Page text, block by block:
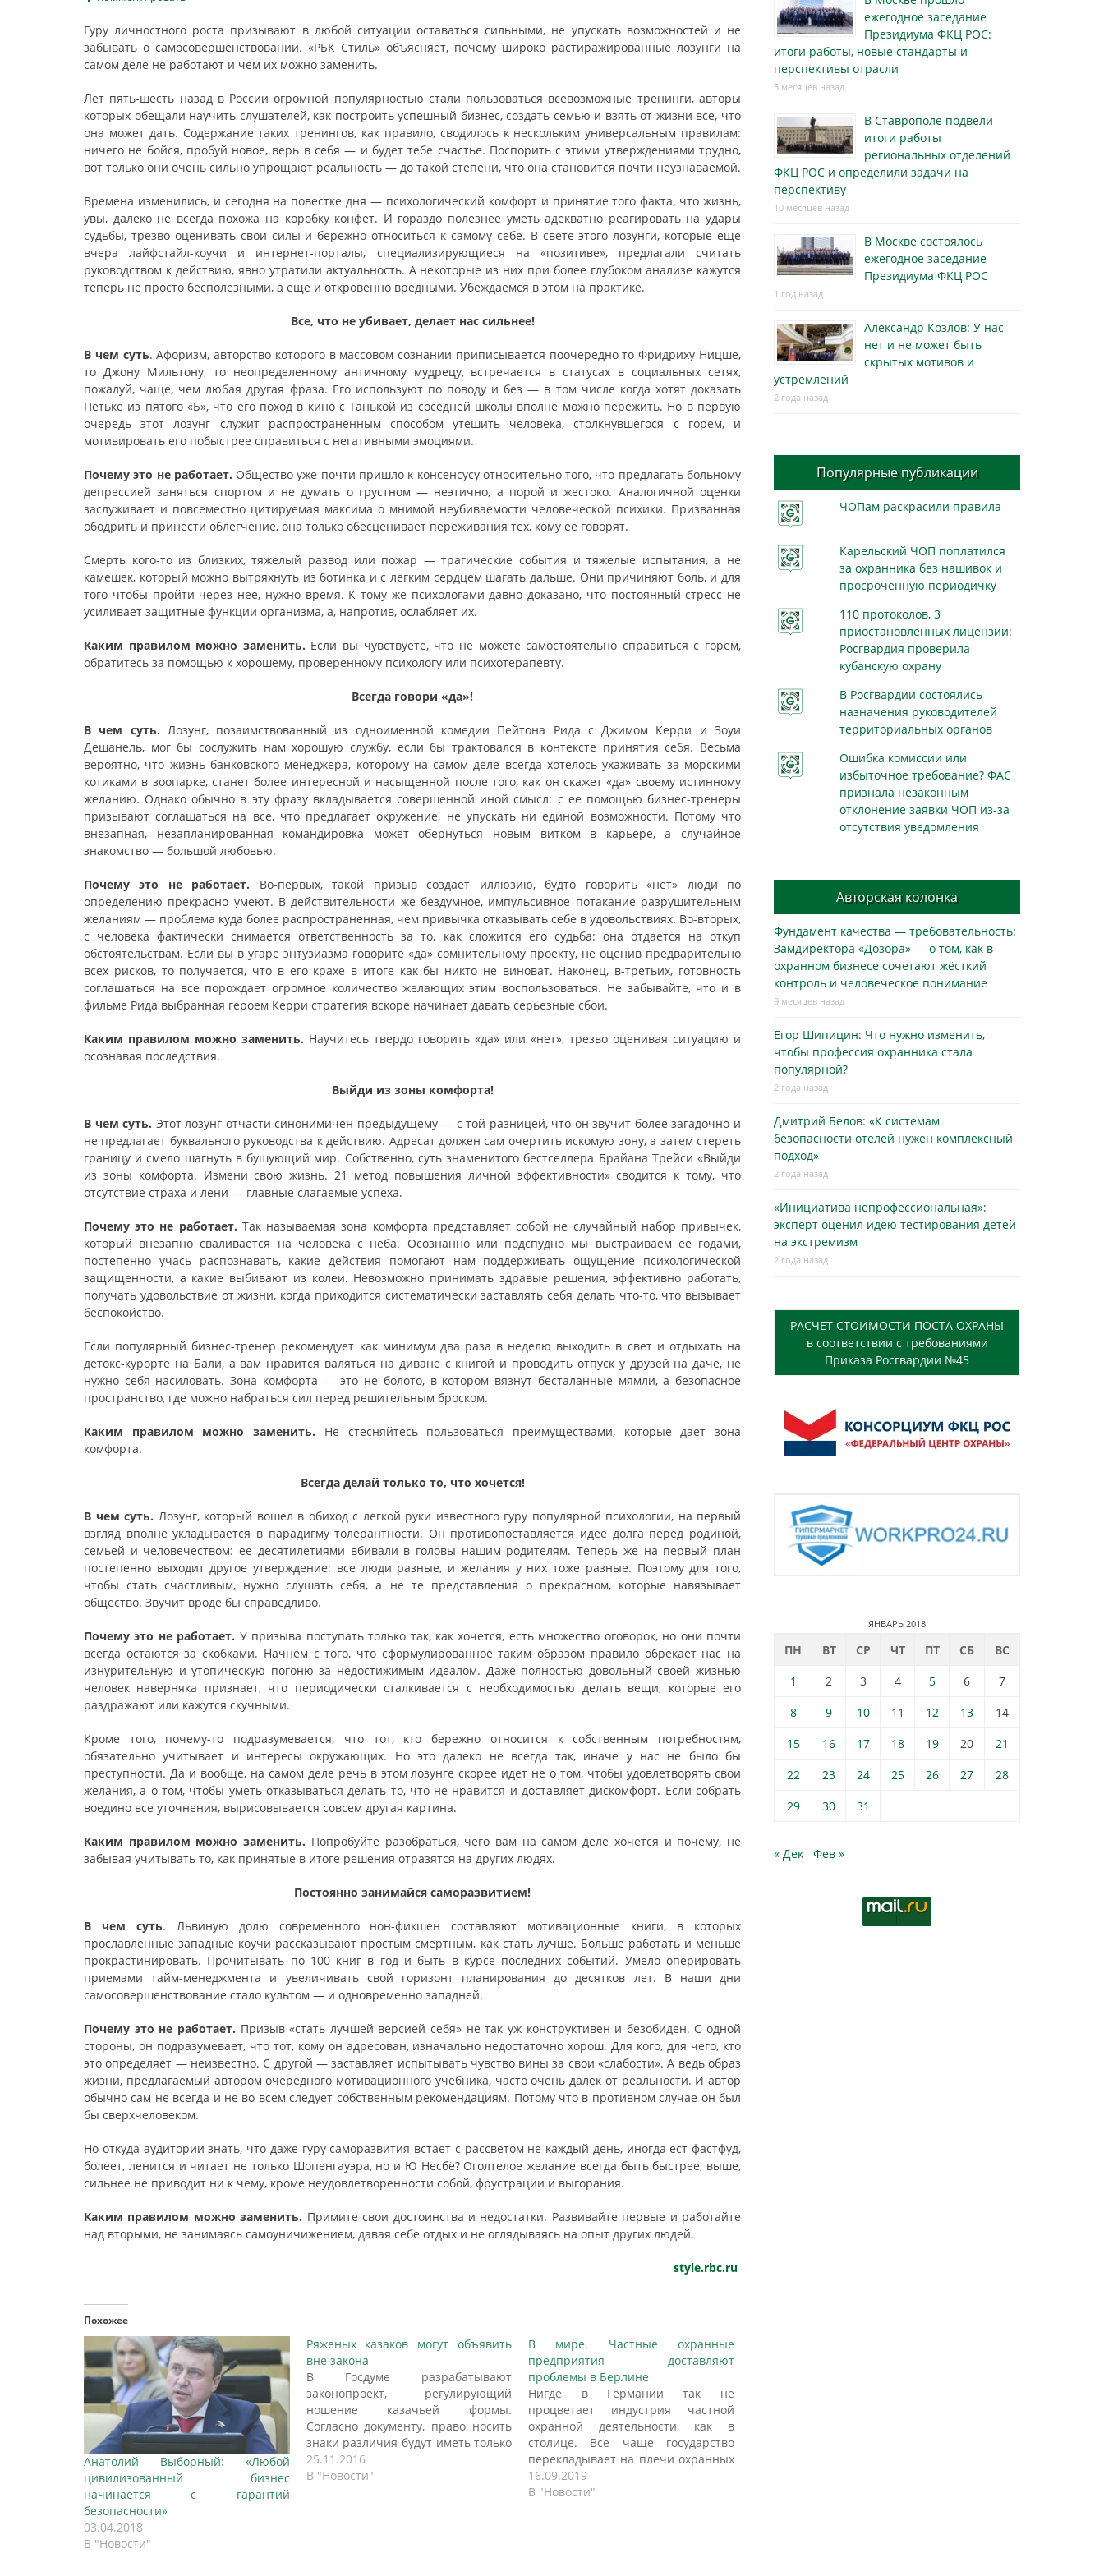
Гуру личностного роста призывают в любой ситуации оставаться сильными, не упускать возможностей и не
забывать о самосовершенствовании. «РБК Стиль» объясняет, почему широко растиражированные лозунги на
самом деле не работают и чем их можно заменить.
Лет пять-шесть назад в России огромной популярностью стали пользоваться всевозможные тренинги, авторы
которых обещали научить слушателей, как построить успешный бизнес, создать семью и взять от жизни все, что
она может дать. Содержание таких тренингов, как правило, сводилось к нескольким универсальным правилам:
ничего не бойся, пробуй новое, верь в себя — и будет тебе счастье. Поспорить с этими утверждениями трудно,
вот только они очень сильно упрощают реальность — до такой степени, что она становится почти неузнаваемой.
Времена изменились, и сегодня на повестке дня — психологический комфорт и принятие того факта, что жизнь,
увы, далеко не всегда похожа на коробку конфет. И гораздо полезнее уметь адекватно реагировать на удары
судьбы, трезво оценивать свои силы и бережно относиться к самому себе. В свете этого лозунги, которые еще
вчера лайфстайл-коучи и интернет-порталы, специализирующиеся на «позитиве», предлагали считать
руководством к действию, явно утратили актуальность. А некоторые из них при более глубоком анализе кажутся
теперь не просто бесполезными, а еще и откровенно вредными. Убеждаемся в этом на практике.
Все, что не убивает, делает нас сильнее!
В чем суть. Афоризм, авторство которого в массовом сознании приписывается поочередно то Фридриху Ницше,
то Джону Мильтону, то неопределенному античному мудрецу, встречается в статусах в социальных сетях,
пожалуй, чаще, чем любая другая фраза. Его используют по поводу и без — в том числе когда хотят доказать
Петьке из пятого «Б», что его поход в кино с Танькой из соседней школы вполне можно пережить. Но в первую
очередь этот лозунг служит распространенным способом утешить человека, столкнувшегося с горем, и
мотивировать его побыстрее справиться с негативными эмоциями.
Почему это не работает. Общество уже почти пришло к консенсусу относительно того, что предлагать больному
депрессией заняться спортом и не думать о грустном — неэтично, а порой и жестоко. Аналогичной оценки
заслуживает и повсеместно цитируемая максима о мнимой неубиваемости человеческой психики. Призванная
ободрить и принести облегчение, она только обесценивает переживания тех, кому ее говорят.
Смерть кого-то из близких, тяжелый развод или пожар — трагические события и тяжелые испытания, а не
камешек, который можно вытряхнуть из ботинка и с легким сердцем шагать дальше. Они причиняют боль, и для
того чтобы пройти через нее, нужно время. К тому же психологами давно доказано, что постоянный стресс не
усиливает защитные функции организма, а, напротив, ослабляет их.
Каким правилом можно заменить. Если вы чувствуете, что не можете самостоятельно справиться с горем,
обратитесь за помощью к хорошему, проверенному психологу или психотерапевту.
Всегда говори «да»!
В чем суть. Лозунг, позаимствованный из одноименной комедии Пейтона Рида с Джимом Керри и Зоуи
Дешанель, мог бы сослужить нам хорошую службу, если бы трактовался в контексте принятия себя. Весьма
вероятно, что жизнь банковского менеджера, которому на самом деле всегда хотелось ухаживать за морскими
котиками в зоопарке, станет более интересной и насыщенной после того, как он скажет «да» своему истинному
желанию. Однако обычно в эту фразу вкладывается совершенной иной смысл: с ее помощью бизнес-тренеры
призывают соглашаться на все, что предлагает окружение, не упускать ни единой возможности. Потому что
внезапная, незапланированная командировка может обернуться новым витком в карьере, а случайное
знакомство — большой любовью.
Почему это не работает. Во-первых, такой призыв создает иллюзию, будто говорить «нет» люди по
определению прекрасно умеют. В действительности же бездумное, импульсивное потакание разрушительным
желаниям — проблема куда более распространенная, чем привычка отказывать себе в удовольствиях. Во-вторых,
с человека фактически снимается ответственность за то, как сложится его судьба: она отдается на откуп
обстоятельствам. Если вы в угаре энтузиазма говорите «да» сомнительному проекту, не оценив предварительно
всех рисков, то получается, что в его крахе в итоге как бы никто не виноват. Наконец, в-третьих, готовность
соглашаться на все порождает огромное количество желающих этим воспользоваться. Не забывайте, что и в
фильме Рида выбранная героем Керри стратегия вскоре начинает давать серьезные сбои.
Каким правилом можно заменить. Научитесь твердо говорить «да» или «нет», трезво оценивая ситуацию и
осознавая последствия.
Выйди из зоны комфорта!
В чем суть. Этот лозунг отчасти синонимичен предыдущему — с той разницей, что он звучит более загадочно и
не предлагает буквального руководства к действию. Адресат должен сам очертить искомую зону, а затем стереть
границу и смело шагнуть в бушующий мир. Собственно, суть знаменитого бестселлера Брайана Трейси «Выйди
из зоны комфорта. Измени свою жизнь. 21 метод повышения личной эффективности» сводится к тому, что
отсутствие страха и лени — главные слагаемые успеха.
Почему это не работает. Так называемая зона комфорта представляет собой не случайный набор привычек,
который внезапно сваливается на человека с неба. Осознанно или подспудно мы выстраиваем ее годами,
постепенно учась распознавать, какие действия помогают нам поддерживать ощущение психологической
защищенности, а какие выбивают из колеи. Невозможно принимать здравые решения, эффективно работать,
получать удовольствие от жизни, когда приходится систематически заставлять себя делать что-то, что вызывает
беспокойство.
Если популярный бизнес-тренер рекомендует как минимум два раза в неделю выходить в свет и отдыхать на
детокс-курорте на Бали, а вам нравится валяться на диване с книгой и проводить отпуск у друзей на даче, не
нужно себя насиловать. Зона комфорта — это не болото, в котором вязнут бесталанные мямли, а безопасное
пространство, где можно набраться сил перед решительным броском.
Каким правилом можно заменить. Не стесняйтесь пользоваться преимуществами, которые дает зона
комфорта.
Всегда делай только то, что хочется!
В чем суть. Лозунг, который вошел в обиход с легкой руки известного гуру популярной психологии, на первый
взгляд вполне укладывается в парадигму толерантности. Он противопоставляется идее долга перед родиной,
семьей и человечеством: ее десятилетиями вбивали в головы нашим родителям. Теперь же на первый план
постепенно выходит другое утверждение: все люди разные, и желания у них тоже разные. Поэтому для того,
чтобы стать счастливым, нужно слушать себя, а не те представления о прекрасном, которые навязывает
общество. Звучит вроде бы справедливо.
Почему это не работает. У призыва поступать только так, как хочется, есть множество оговорок, но они почти
всегда остаются за скобками. Начнем с того, что сформулированное таким образом правило обрекает нас на
изнурительную и утопическую погоню за недостижимым идеалом. Даже полностью довольный своей жизнью
человек наверняка признает, что периодически сталкивается с необходимостью делать вещи, которые его
раздражают или кажутся скучными.
Кроме того, почему-то подразумевается, что тот, кто бережно относится к собственным потребностям,
обязательно учитывает и интересы окружающих. Но это далеко не всегда так, иначе у нас не было бы
преступности. Да и вообще, на самом деле речь в этом лозунге скорее идет не о том, чтобы удовлетворять свои
желания, а о том, чтобы уметь отказываться делать то, что не нравится и доставляет дискомфорт. Если собрать
воедино все уточнения, вырисовывается совсем другая картина.
Каким правилом можно заменить. Попробуйте разобраться, чего вам на самом деле хочется и почему, не
забывая учитывать то, как принятые в итоге решения отразятся на других людях.
Постоянно занимайся саморазвитием!
В чем суть. Львиную долю современного нон-фикшен составляют мотивационные книги, в которых
прославленные западные коучи рассказывают простым смертным, как стать лучше. Больше работать и меньше
прокрастинировать. Прочитывать по 100 книг в год и быть в курсе последних событий. Умело оперировать
приемами тайм-менеджмента и увеличивать свой горизонт планирования до десятков лет. В наши дни
самосовершенствование стало культом — и одновременно западней.
Почему это не работает. Призыв «стать лучшей версией себя» не так уж конструктивен и безобиден. С одной
стороны, он подразумевает, что тот, кому он адресован, изначально недостаточно хорош. Для кого, для чего, кто
это определяет — неизвестно. С другой — заставляет испытывать чувство вины за свои «слабости». А ведь образ
жизни, предлагаемый автором очередного мотивационного учебника, часто очень далек от реальности. И автор
обычно сам не всегда и не во всем следует собственным рекомендациям. Потому что в противном случае он был
бы сверхчеловеком.
Но откуда аудитории знать, что даже гуру саморазвития встает с рассветом не каждый день, иногда ест фастфуд,
болеет, ленится и читает не только Шопенгауэра, но и Ю Несбё? Оголтелое желание всегда быть быстрее, выше,
сильнее не приводит ни к чему, кроме неудовлетворенности собой, фрустрации и выгорания.
Каким правилом можно заменить. Примите свои достоинства и недостатки. Развивайте первые и работайте
над вторыми, не занимаясь самоуничижением, давая себе отдых и не оглядываясь на опыт других людей.
style.rbc.ru
Похожее
Анатолий Выборный: «Любой
цивилизованный бизнес
начинается с гарантий
безопасности»
03.04.2018
В "Новости"
Ряженых казаков могут объявить
вне закона
В Госдуме разрабатывают
законопроект, регулирующий
ношение казачьей формы.
Согласно документу, право носить
знаки различия будут иметь только
представители организаций,
входящих в официальный реестр.
25.11.2016
В "Новости"
В мире. Частные охранные
предприятия доставляют
проблемы в Берлине
Нигде в Германии так не
процветает индустрия частной
охранной деятельности, как в
столице. Все чаще государство
перекладывает на плечи охранных
предприятий задачи по
обеспечению безопасности.
16.09.2019
В "Новости"
ежегодное заседание
Президиума ФКЦ РОС:
итоги работы, новые стандарты и
перспективы отрасли
5 месяцев назад
В Ставрополе подвели
итоги работы
региональных отделений
ФКЦ РОС и определили задачи на
перспективу
10 месяцев назад
В Москве состоялось
ежегодное заседание
Президиума ФКЦ РОС
1 год назад
Александр Козлов: У нас
нет и не может быть
скрытых мотивов и
устремлений
2 года назад
Популярные публикации
ЧОПам раскрасили правила
Карельский ЧОП поплатился
за охранника без нашивок и
просроченную периодичку
110 протоколов, 3
приостановленных лицензии:
Росгвардия проверила
кубанскую охрану
В Росгвардии состоялись
назначения руководителей
территориальных органов
Ошибка комиссии или
избыточное требование? ФАС
признала незаконным
отклонение заявки ЧОП из-за
отсутствия уведомления
Авторская колонка
Фундамент качества — требовательность:
Замдиректора «Дозора» — о том, как в
охранном бизнесe сочетают жёсткий
контроль и человеческое понимание
9 месяцев назад
Егор Шипицин: Что нужно изменить,
чтобы профессия охранника стала
популярной?
2 года назад
Дмитрий Белов: «К системам
безопасности отелей нужен комплексный
подход»
2 года назад
«Инициатива непрофессиональная»:
эксперт оценил идею тестирования детей
на экстремизм
2 года назад
РАСЧЕТ СТОИМОСТИ ПОСТА ОХРАНЫ
в соответствии с требованиями
Приказа Росгвардии №45
ЯНВАРЬ 2018
ПН ВТ СР ЧТ ПТ СБ
ВС
1
2 3 4 5 6
7
8
9 10 11 12 13
14
15
16 17 18 19 20
21
22
23 24 25 26 27
28
29
30 31
« Дек Фев »